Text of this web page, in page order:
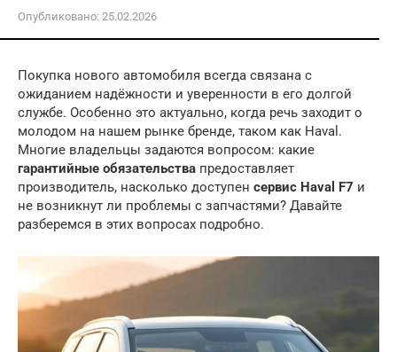
Опубликовано: 25.02.2026
Покупка нового автомобиля всегда связана с
ожиданием надёжности и уверенности в его долгой
службе. Особенно это актуально, когда речь заходит о
молодом на нашем рынке бренде, таком как Haval.
Многие владельцы задаются вопросом: какие
гарантийные обязательства предоставляет
производитель, насколько доступен сервис Haval F7 и
не возникнут ли проблемы с запчастями? Давайте
разберемся в этих вопросах подробно.